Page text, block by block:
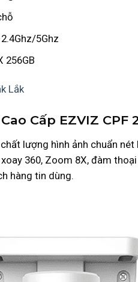
5Ghz
256GB
Lắk
Cấp EZVIZ CPF
lượng hình ảnh chuẩn nét
360, Zoom 8X, đàm
hàng tin dùng.